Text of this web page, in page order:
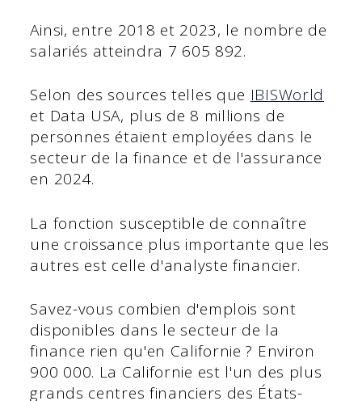
Ainsi, entre 2018 et 2023, le nombre de
salariés atteindra 7 605 892.
Selon des sources telles que IBISWorld
et Data USA, plus de 8 millions de
personnes étaient employées dans le
secteur de la finance et de l'assurance
en 2024.
La fonction susceptible de connaître
une croissance plus importante que les
autres est celle d'analyste financier.
Savez-vous combien d'emplois sont
disponibles dans le secteur de la
finance rien qu'en Californie ? Environ
900 000. La Californie est l'un des plus
grands centres financiers des États-